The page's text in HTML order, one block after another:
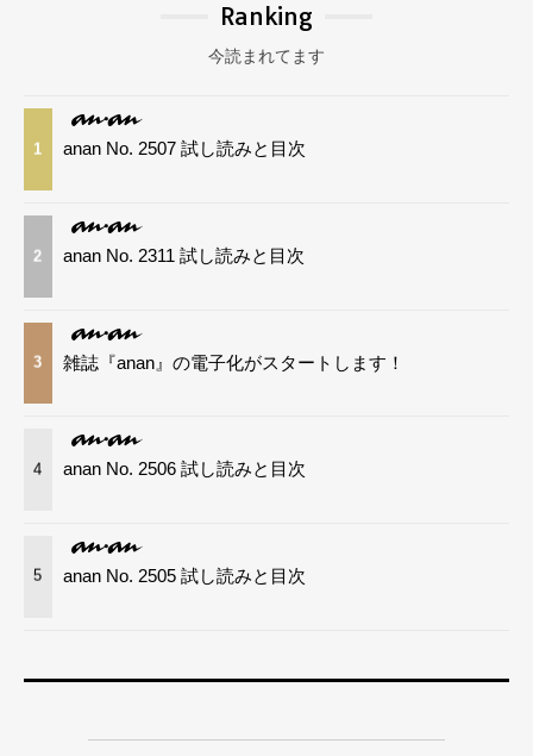
Ranking
今読まれてます
1 anan No. 2507 試し読みと目次
2 anan No. 2311 試し読みと目次
3 雑誌『anan』の電子化がスタートします！
4 anan No. 2506 試し読みと目次
5 anan No. 2505 試し読みと目次